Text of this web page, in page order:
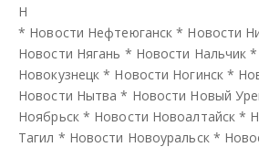
Н
* Новости Нефтеюганск * Новости
Новости Нягань * Новости Нальчик *
Новокузнецк * Новости Ногинск *
Новости Нытва * Новости Новый
Ноябрьск * Новости Новоалтайск *
Тагил * Новости Новоуральск *